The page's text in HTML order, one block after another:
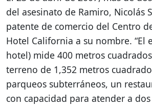
del asesinato de Ramiro, Nicolás
patente de comercio del Centro
Hotel California a su nombre. “El
hotel) mide 400 metros
terreno de 1,352 metros
parqueos subterráneos, un
con capacidad para atender a